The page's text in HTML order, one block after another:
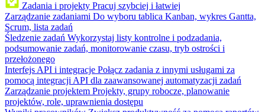
Zadania i projekty Pracuj szybciej i łatwiej
Zarządzanie zadaniami Do wyboru tablica Kanban, wykres Gantta,
Scrum, lista zadań
Śledzenie zadań Wykorzystaj listy kontrolne i podzadania,
podsumowanie zadań, monitorowanie czasu, tryb ostrości i
przełożonego
Interfejs API i integracje Połącz zadania z innymi usługami za
pomocą integracji API dla zaawansowanej automatyzacji zadań
Zarządzanie projektem Projekty, grupy robocze, planowanie
projektów, role, uprawnienia dostępu